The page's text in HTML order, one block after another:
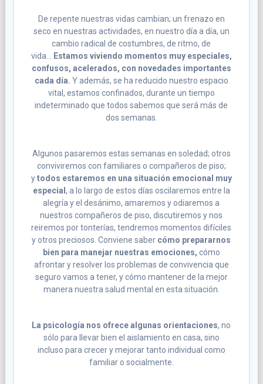
De repente nuestras vidas cambian; un frenazo en
seco en nuestras actividades, en nuestro día a día, un
cambio radical de costumbres, de ritmo, de
vida…
Estamos viviendo momentos muy especiales,
confusos, acelerados, con novedades importantes
cada día. Y además, se ha reducido nuestro espacio
vital, estamos confinados, durante un tiempo
indeterminado que todos sabemos que será más de
dos semanas.
Algunos pasaremos estas semanas en soledad; otros
conviviremos con familiares o compañeros de piso;
ytodos estaremos en una situación emocional muy
especial , a lo largo de estos días oscilaremos entre la
alegría y el desánimo, amaremos y odiaremos a
nuestros compañeros de piso, discutiremos y nos
reiremos por tonterías, tendremos momentos difíciles
y otros preciosos. Conviene saber cómo prepararnos
bien para manejar nuestras emociones, cómo
afrontar y resolver los problemas de convivencia que
seguro vamos a tener, y cómo mantener de la mejor
manera nuestra salud mental en esta situación.
La psicología nos ofrece algunas orientaciones, no
sólo para llevar bien el aislamiento en casa, sino
incluso para crecer y mejorar tanto individual como
familiar o socialmente.